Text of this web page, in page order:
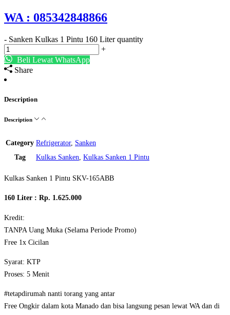
WA : 085342848866
- Sanken Kulkas 1 Pintu 160 Liter quantity
+
Beli Lewat WhatsApp
Share
Description
Description
Category Refrigerator, Sanken
Tag
Kulkas Sanken Kulkas Sanken 1 Pintu
Kulkas Sanken 1 Pintu SKV-165ABB
160 Liter : Rp. 1.625.000
Kredit:
TANPA Uang Muka (Selama Periode Promo)
Free 1x Cicilan
Syarat: KTP
Proses: 5 Menit
#tetapdirumah nanti torang yang antar
Free Ongkir dalam kota Manado dan bisa langsung pesan lewat WA dan di